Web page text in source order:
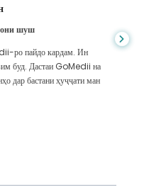
шуш
ро пайдо кардам. Ин
буд. Дастаи GoMedii на
дар бастани ҳуҷҷати ман